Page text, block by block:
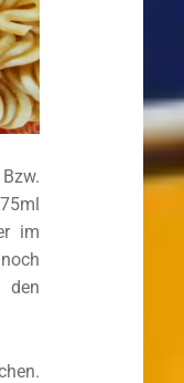
im
den